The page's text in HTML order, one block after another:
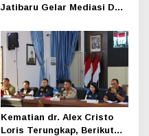
Jatibaru Gelar Mediasi Dua
Pihak Tak Hadir
Kematian dr. Alex Cristo
Loris Terungkap, Berikut